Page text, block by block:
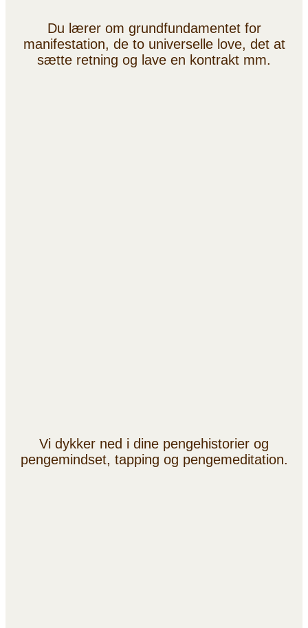
Du lærer om grundfundamentet for
manifestation, de to universelle love, det at
sætte retning og lave en kontrakt mm.
Vi dykker ned i dine pengehistorier og
pengemindset, tapping og pengemeditation.